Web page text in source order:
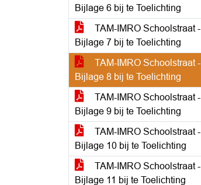
Bijlage 6 bij te Toelichting
TAM-IMRO Schoolstraat -
Bijlage 7 bij te Toelichting
TAM-IMRO Schoolstraat -
Bijlage 8 bij te Toelichting
TAM-IMRO Schoolstraat -
Bijlage 9 bij te Toelichting
TAM-IMRO Schoolstraat -
Bijlage 10 bij te Toelichting
TAM-IMRO Schoolstraat -
Bijlage 11 bij te Toelichting